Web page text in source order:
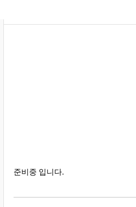
준비중 입니다.